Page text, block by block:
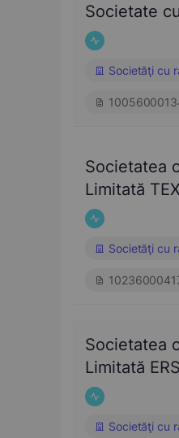
Societate
Societăţi cu
Societatea
Limitată
Societăţi cu
Societatea
Limitată
Societăţi cu